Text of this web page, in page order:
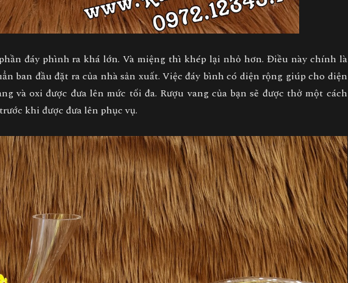
đáy phình ra khá lớn. Và miệng thì khép lại nhỏ hơn. Điều này chính là
ban đầu đặt ra của nhà sản xuất. Việc đáy bình có diện rộng giúp cho diện
và oxi được đưa lên mức tối đa. Rượu vang của bạn sẽ được thở một cách
khi được đưa lên phục vụ.